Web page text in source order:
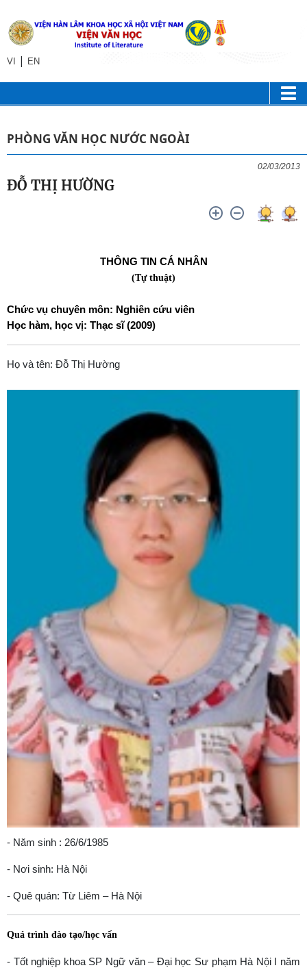
VI | EN
PHÒNG VĂN HỌC NƯỚC NGOÀI
02/03/2013
ĐỖ THỊ HƯỜNG
THÔNG TIN CÁ NHÂN
(Tự thuật)
Chức vụ chuyên môn: Nghiên cứu viên
Học hàm, học vị: Thạc sĩ (2009)
Họ và tên: Đỗ Thị Hường
- Năm sinh : 26/6/1985
- Nơi sinh: Hà Nội
- Quê quán: Từ Liêm – Hà Nội
Quá trình đào tạo/học vấn
- Tốt nghiệp khoa SP Ngữ văn – Đại học Sư phạm Hà Nội I năm